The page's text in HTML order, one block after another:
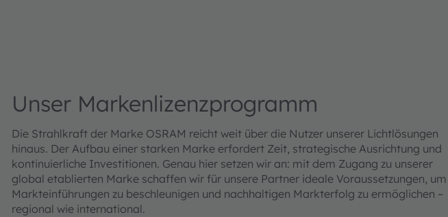
Unser Markenlizenzprogramm
Die Strahlkraft der Marke OSRAM reicht weit über die Nutzer unserer Lichtlösungen
hinaus. Der Aufbau einer starken Marke erfordert Zeit, strategische Ausrichtung und
kontinuierliche Investitionen. Genau hier setzen wir an: mit dem Zugang zu unserer
global etablierten Marke schaffen wir für unsere Partner ideale Voraussetzungen, um
Markteinführungen zu beschleunigen und nachhaltigen Markterfolg zu ermöglichen –
regional wie international.